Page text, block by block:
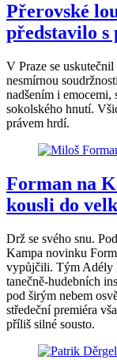
Přerovské
představilo s
V Praze se
nesmírnou
nadšením i emocemi,
sokolského hnutí.
právem hrdí.
Forman na
kousli do
Drž se svého snu.
Kampa novinku
vypůjčili. Tým Adély
tanečně-hudebních
pod širým nebem
středeční premiéra
příliš silné sousto.